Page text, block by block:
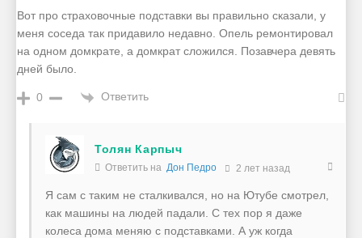
Вот про страховочные подставки вы правильно сказали, у
меня соседа так придавило недавно. Опель ремонтировал
на одном домкрате, а домкрат сложился. Позавчера девять
дней было.
0 Ответить
Толян Карпыч
Ответить на Дон Педро 2 лет назад
Я сам с таким не сталкивался, но на Ютубе смотрел,
как машины на людей падали. С тех пор я даже
колеса дома меняю с подставками. А уж когда